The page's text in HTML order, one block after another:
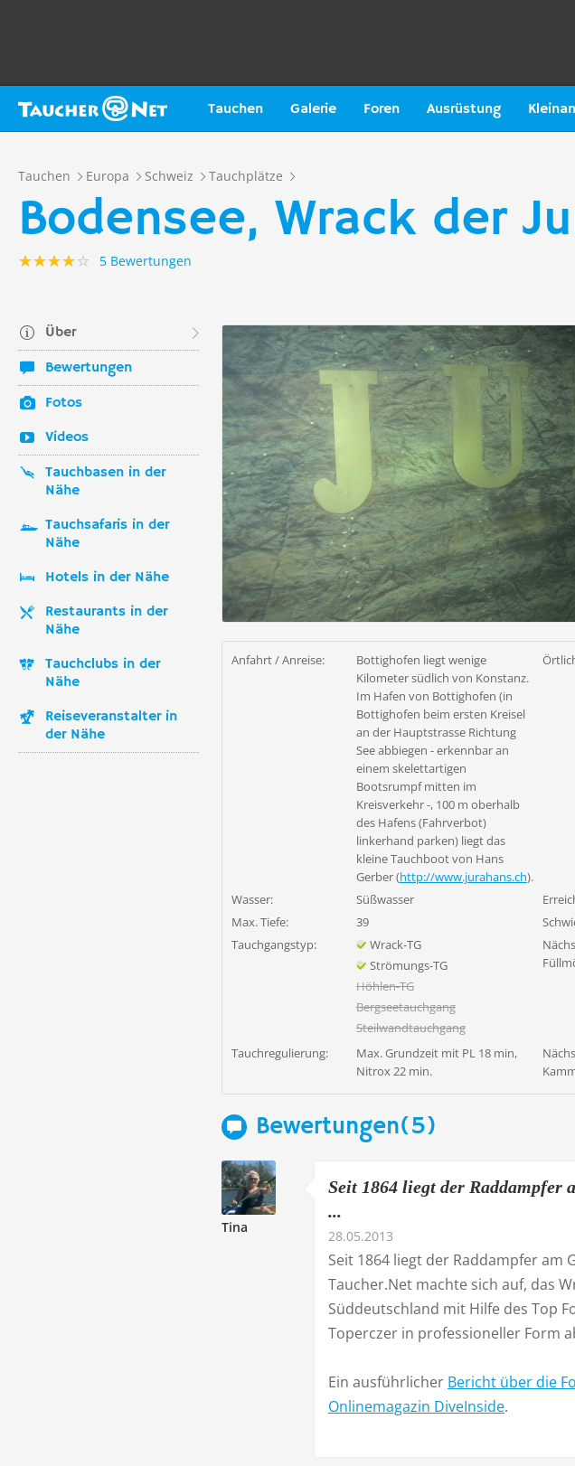
Tauchen Galerie Foren Ausrüstung
Tauchen Europa Schweiz Tauchplätze
Bodensee, Wrack der
5 Bewertungen
Über
Bewertungen
Fotos
Videos
Tauchbasen in der
Nähe
Tauchsafaris in der
Nähe
Hotels in der Nähe
Restaurants in der
Nähe
Tauchclubs in der
Nähe
Reiseveranstalter in
der Nähe
Anfahrt / Anreise:
Bottighofen liegt wenige
Kilometer südlich von Konstanz.
Im Hafen von Bottighofen (in
Bottighofen beim ersten Kreisel
an der Hauptstrasse Richtung
See abbiegen - erkennbar an
einem skelettartigen
Bootsrumpf mitten im
Kreisverkehr -, 100 m oberhalb
des Hafens (Fahrverbot)
linkerhand parken) liegt das
kleine Tauchboot von Hans
Gerber (http://www.jurahans.ch).
Wasser: Süßwasser
Max. Tiefe:
39
Tauchgangstyp:
Wrack-TG
Strömungs-TG
Höhlen-TG
Bergseetauchgang
Steilwandtauchgang
Tauchregulierung:
Max. Grundzeit mit PL 18 min,
Nitrox 22 min.
Bewertungen(5)
Tina
Seit 1864 liegt der Raddampfer
...
28.05.2013
Seit 1864 liegt der Raddampfer am
Taucher.Net machte sich auf, das
Süddeutschland mit Hilfe des Top
Toperczer in professioneller Form
Ein ausführlicher Bericht über die
Onlinemagazin DiveInside.